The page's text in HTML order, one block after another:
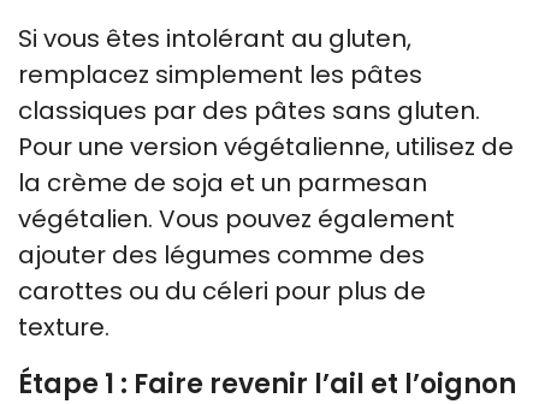
Si vous êtes intolérant au gluten,
remplacez simplement les pâtes
classiques par des pâtes sans gluten.
Pour une version végétalienne, utilisez de
la crème de soja et un parmesan
végétalien. Vous pouvez également
ajouter des légumes comme des
carottes ou du céleri pour plus de
texture.
Étape 1 : Faire revenir l’ail et l’oignon